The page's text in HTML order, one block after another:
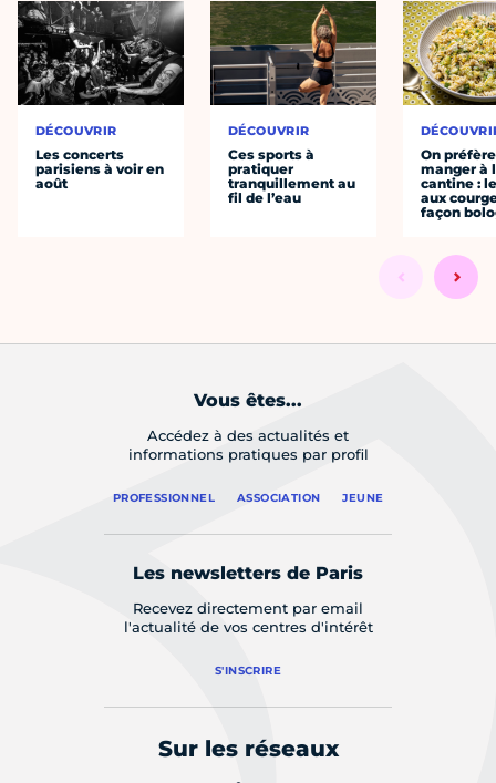
DÉCOUVRIR
Les concerts
parisiens à voir en
août
DÉCOUVRIR
Ces sports à
pratiquer
tranquillement au
fil de l’eau
On préfère
manger à
cantine :
aux
façon
Vous êtes...
Accédez à des actualités et
informations pratiques par profil
PROFESSIONNEL ASSOCIATION JEUNE
Les newsletters de Paris
Recevez directement par email
l'actualité de vos centres d'intérêt
S'INSCRIRE
Sur les réseaux